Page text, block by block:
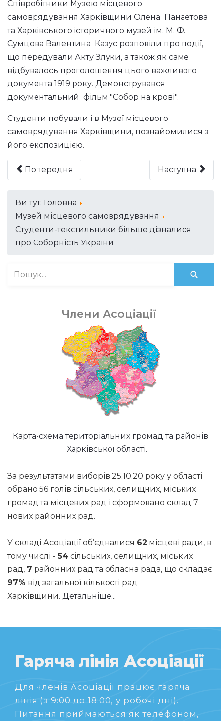
Співробітники Музею місцевого
самоврядування Харківщини Олена Панаетова
та Харківського історичного музей ім. М. Ф.
Сумцова Валентина Казус розповіли про події,
що передували Акту Злуки, а також як саме
відбувалось проголошення цього важливого
документа 1919 року. Демонструвався
документальний фільм "Собор на крові".
Студенти побували і в Музеї місцевого
самоврядування Харківщини, познайомилися з
його експозицією.
Попередня Наступна
Ви тут: Головна
Музей місцевого самоврядування
Студенти-текстильники більше дізналися
про Соборність України
Члени Асоціації
Карта-схема територіальних громад та районів
Харківської області.
За результатами виборів 25.10.20 року у області
обрано 56 голів сільських, селищних, міських
громад та місцевих рад і сформовано склад 7
нових районних рад.
У складі Асоціації об’єдналися 62 місцеві ради, в
тому числі -54 сільських, селищних, міських
рад, 7 районних рад та обласна рада, що складає
97% від загальної кількості рад
Харківщини. Детальніше...
Гаряча лінія Асоціації
Для членів Асоціації працює гаряча
лінія (з 9:00 до 18:00, у робочі дні).
Питання приймаються як телефоном,